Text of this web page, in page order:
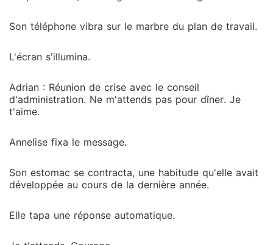
pour qui j'avais sacrifié ma carrière pouvait-il planifier
épouse à ses yeux, j'étais un accessoire décoratif
substance. J'ai alors pris une décision irréversible :
Annelise Frost allait mourir. J'ai réactivé le «
Protocole Fantôme », un programme militaire secret
Mais avant de m'effacer pour toujours, je me suis
« Adrian voulait la guerre ? » Ce soir, il va découvrir
que je ne suis plus sa proie, mais sa plus redoutable
Son téléphone vibra sur le marbre du plan de travail.
L'écran s'illumina.
Adrian : Réunion de crise avec le conseil
d'administration. Ne m'attends pas pour dîner. Je
t'aime.
Annelise fixa le message.
Son estomac se contracta, une habitude qu'elle avait
développée au cours de la dernière année.
Elle tapa une réponse automatique.